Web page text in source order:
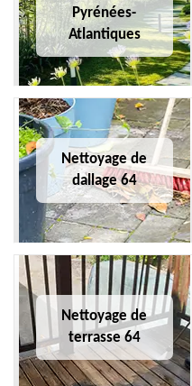
Pyrénées-
Atlantiques
Nettoyage de
dallage 64
Nettoyage de
terrasse 64